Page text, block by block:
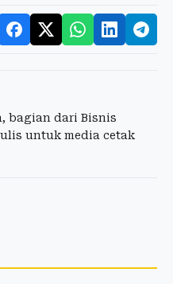
bagian dari Bisnis
untuk media cetak